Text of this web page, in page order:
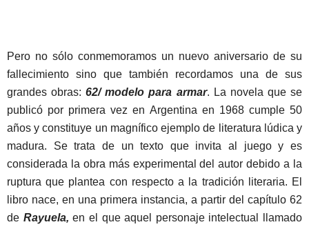
Pero no sólo conmemoramos un nuevo aniversario de su
fallecimiento sino que también recordamos una de sus
grandes obras:62/ modelo para armar. La novela que se
publicó por primera vez en Argentina en 1968 cumple 50
años y constituye un magnífico ejemplo de literatura lúdica y
madura. Se trata de un texto que invita al juego y es
considerada la obra más experimental del autor debido a la
ruptura que plantea con respecto a la tradición literaria. El
libro nace, en una primera instancia, a partir del capítulo 62
de Rayuela,en el que aquel personaje intelectual llamado